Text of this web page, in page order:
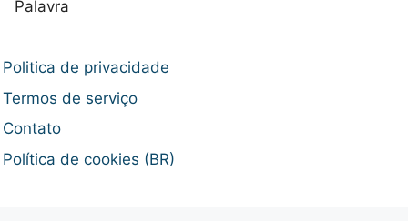
Politica de privacidade
Termos de serviço
Contato
Política de cookies (BR)